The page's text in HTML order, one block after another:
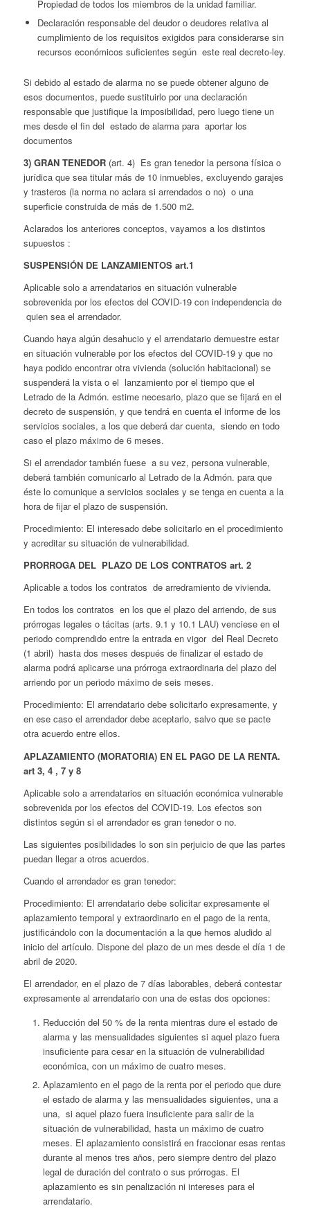
Propiedad de todos los miembros de la unidad familiar.
Declaración responsable del deudor o deudores relativa al
cumplimiento de los requisitos exigidos para considerarse sin
recursos económicos suficientes según este real decreto-ley.
Si debido al estado de alarma no se puede obtener alguno de
esos documentos, puede sustituirlo por una declaración
responsable que justifique la imposibilidad, pero luego tiene un
mes desde el fin del estado de alarma para aportar los
documentos
3) GRAN TENEDOR (art. 4) Es gran tenedor la persona física o
jurídica que sea titular más de 10 inmuebles, excluyendo garajes
y trasteros (la norma no aclara si arrendados o no) o una
superficie construida de más de 1.500 m2.
Aclarados los anteriores conceptos, vayamos a los distintos
supuestos :
SUSPENSIÓN DE LANZAMIENTOS art.1
Aplicable solo a arrendatarios en situación vulnerable
sobrevenida por los efectos del COVID-19 con independencia de
quien sea el arrendador.
Cuando haya algún desahucio y el arrendatario demuestre estar
en situación vulnerable por los efectos del COVID-19 y que no
haya podido encontrar otra vivienda (solución habitacional) se
suspenderá la vista o el lanzamiento por el tiempo que el
Letrado de la Admón. estime necesario, plazo que se fijará en el
decreto de suspensión, y que tendrá en cuenta el informe de los
servicios sociales, a los que deberá dar cuenta, siendo en todo
caso el plazo máximo de 6 meses.
Si el arrendador también fuese a su vez, persona vulnerable,
deberá también comunicarlo al Letrado de la Admón. para que
éste lo comunique a servicios sociales y se tenga en cuenta a la
hora de fijar el plazo de suspensión.
Procedimiento: El interesado debe solicitarlo en el procedimiento
y acreditar su situación de vulnerabilidad.
PRORROGA DEL PLAZO DE LOS CONTRATOS art. 2
Aplicable a todos los contratos de arredramiento de vivienda.
En todos los contratos en los que el plazo del arriendo, de sus
prórrogas legales o tácitas (arts. 9.1 y 10.1 LAU) venciese en el
periodo comprendido entre la entrada en vigor del Real Decreto
(1 abril) hasta dos meses después de finalizar el estado de
alarma podrá aplicarse una prórroga extraordinaria del plazo del
arriendo por un periodo máximo de seis meses.
Procedimiento: El arrendatario debe solicitarlo expresamente, y
en ese caso el arrendador debe aceptarlo, salvo que se pacte
otra acuerdo entre ellos.
APLAZAMIENTO (MORATORIA) EN EL PAGO DE LA RENTA.
art 3, 4 , 7 y 8
Aplicable solo a arrendatarios en situación económica vulnerable
sobrevenida por los efectos del COVID-19. Los efectos son
distintos según si el arrendador es gran tenedor o no.
Las siguientes posibilidades lo son sin perjuicio de que las partes
puedan llegar a otros acuerdos.
Cuando el arrendador es gran tenedor:
Procedimiento: El arrendatario debe solicitar expresamente el
aplazamiento temporal y extraordinario en el pago de la renta,
justificándolo con la documentación a la que hemos aludido al
inicio del artículo. Dispone del plazo de un mes desde el día 1 de
abril de 2020.
El arrendador, en el plazo de 7 días laborables, deberá contestar
expresamente al arrendatario con una de estas dos opciones:
Reducción del 50 % de la renta mientras dure el estado de
alarma y las mensualidades siguientes si aquel plazo fuera
insuficiente para cesar en la situación de vulnerabilidad
económica, con un máximo de cuatro meses.
Aplazamiento en el pago de la renta por el periodo que dure
el estado de alarma y las mensualidades siguientes, una a
una, si aquel plazo fuera insuficiente para salir de la
situación de vulnerabilidad, hasta un máximo de cuatro
meses. El aplazamiento consistirá en fraccionar esas rentas
durante al menos tres años, pero siempre dentro del plazo
legal de duración del contrato o sus prórrogas. El
aplazamiento es sin penalización ni intereses para el
arrendatario.